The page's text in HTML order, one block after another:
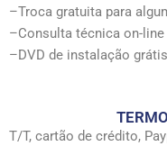
–Troca gratuita para
–Consulta técnica on-line
–DVD de instalação grátis
T/T, cartão de crédito,